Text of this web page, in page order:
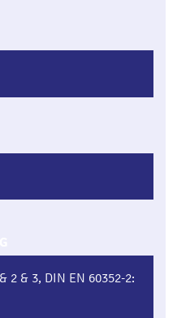
2 & 3, DIN EN 60352-2: